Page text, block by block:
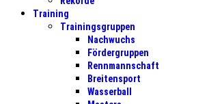
Trainingsgruppen
Fördergruppen
Rennmannschaft
Breitensport
Wasserball
Masters
Trainingszeiten